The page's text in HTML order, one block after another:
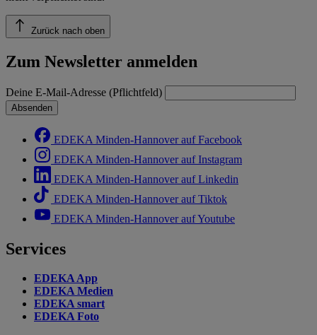
Zurück nach oben
Zum Newsletter anmelden
Deine E-Mail-Adresse (Pflichtfeld)
Absenden
EDEKA Minden-Hannover auf Facebook
EDEKA Minden-Hannover auf Instagram
EDEKA Minden-Hannover auf Linkedin
EDEKA Minden-Hannover auf Tiktok
EDEKA Minden-Hannover auf Youtube
Services
EDEKA App
EDEKA Medien
EDEKA smart
EDEKA Foto